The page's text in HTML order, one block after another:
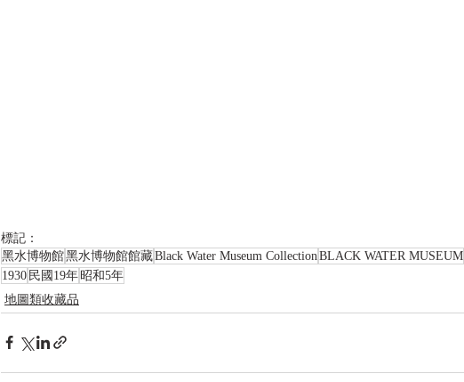
標記：
黑水博物館黑水博物館館藏Black Water Museum Collection BLACK WATER MUSEUM
1930 民國19年 昭和5年
地圖類收藏品